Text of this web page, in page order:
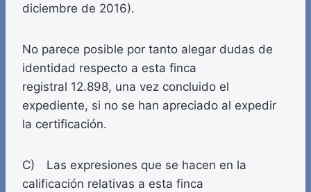
diciembre de 2016).
No parece posible por tanto alegar dudas de
identidad respecto a esta finca
registral 12.898, una vez concluido el
expediente, si no se han apreciado al expedir
la certificación.
C) Las expresiones que se hacen en la
calificación relativas a esta finca